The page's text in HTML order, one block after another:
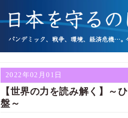
2022年02月01日
【世界の力を読み解く】～
盤～